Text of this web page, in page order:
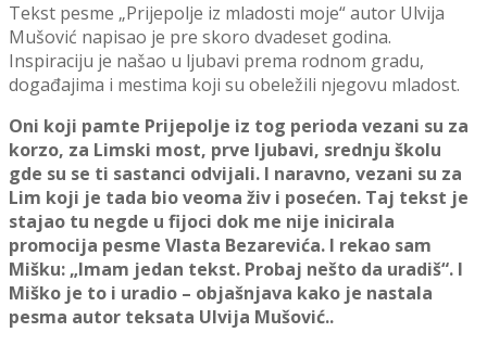
Tekst pesme „Prijepolјe iz mladosti moje“ autor Ulvija
Mušović napisao je pre skoro dvadeset godina.
Inspiraciju je našao u lјubavi prema rodnom gradu,
događajima i mestima koji su obeležili njegovu mladost.
Oni koji pamte Prijepolјe iz tog perioda vezani su za
korzo, za Limski most, prve lјubavi, srednju školu
gde su se ti sastanci odvijali. I naravno, vezani su za
Lim koji je tada bio veoma živ i posećen. Taj tekst je
stajao tu negde u fijoci dok me nije inicirala
promocija pesme Vlasta Bezarevića. I rekao sam
Mišku: „Imam jedan tekst. Probaj nešto da uradiš“. I
Miško je to i uradio – objašnjava kako je nastala
pesma autor teksata Ulvija Mušović..